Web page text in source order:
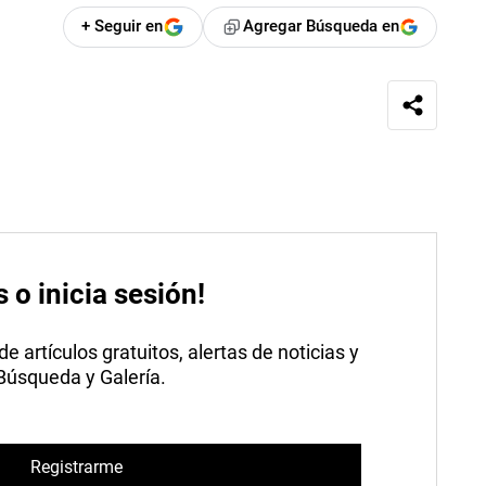
+ Seguir en Agregar Búsqueda en
o inicia sesión!
artículos gratuitos, alertas de noticias y
y Galería.
Registrarme